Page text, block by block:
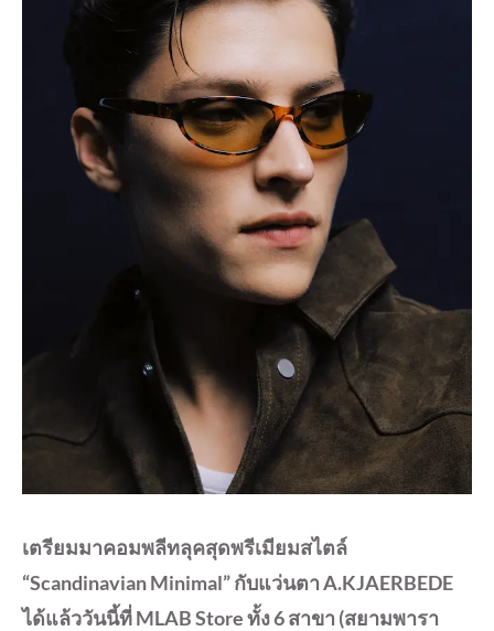
เตรียมมาคอมพลีทลุคสุดพรีเมียมสไตล์
“Scandinavian Minimal” กับแว่นตา A.KJAERBEDE
ได้แล้ววันนี้ที่ MLAB Store ทั้ง 6 สาขา (สยามพารา